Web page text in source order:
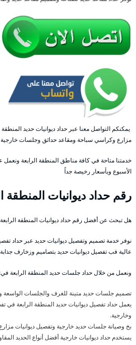
يمكنكم التواصل معنا عبر حداد ديوانيات حديد
مزارع وكراسي سباحة ومقاعد حدائق وجلسات خارجية
الأسبوع وبأسعار رخيصة جداً
رقم حداد ديوانيات المنطقة
هل تبحث عن أفضل رقم حداد ديوانيات المنطقة
نوفر خدمة تصميم وتفصيل ديوانيات حديد عبر حداد
عالية فب تفصيل ديوانيات حديد بتصاميم وزخارف
ونعمل من خلال حداد جلسات حديد المنطقة الرابعة في:
تصميم جلسات حديد متينة للغرف والجلسات الواسعة
يعمل حداد تفصيل ديوانيات حديد المنطقة الرابعة في
وخارجية.
بخ وصيانة جلسات حديد خارجية وتفصيل ديوانيات
يستخدم حداد ديوانيات خارجية أفضل أنواع الحديد